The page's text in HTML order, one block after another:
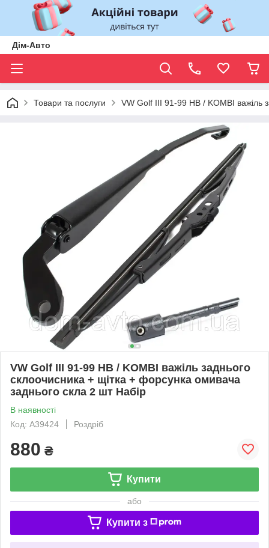
Дім-Авто
Товари та послуги VW Golf III 91-99 HB / KOMBI важіль
VW Golf III 91-99 HB / KOMBI важіль заднього
склоочисника + щітка + форсунка омивача
заднього скла 2 шт Набір
В наявності
Код: A39424
Роздріб
880 ₴
Купити
або
Купити з